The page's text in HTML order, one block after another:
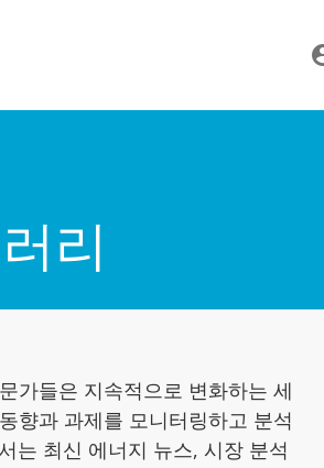
리
가들은 지속적으로 변화하는 세
향과 과제를 모니터링하고 분석
는 최신 에너지 뉴스, 시장 분석